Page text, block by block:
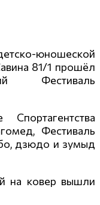
юношеской
81/1 прошёл
Фестиваль
Фестиваль
дзюдо и зумыд
на ковер вышли